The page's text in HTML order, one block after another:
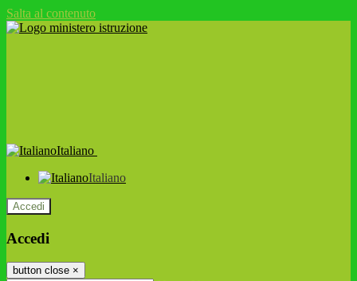
Salta al contenuto
Italiano
Italiano
Accedi
Accedi
button close ×